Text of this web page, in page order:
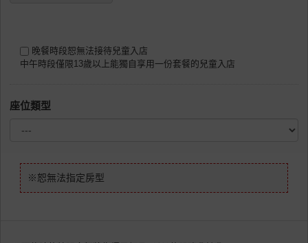
晚餐時段恕無法接待兒童入店
中午時段僅限13歲以上能獨自享用一份套餐的兒童入店
座位類型
※恕無法指定房型